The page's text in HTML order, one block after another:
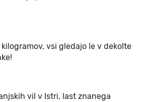
vsi gledajo le v dekolte
vil v Istri, last znanega